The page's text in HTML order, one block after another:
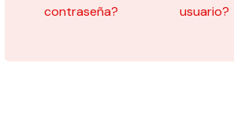
contraseña?
usuario?